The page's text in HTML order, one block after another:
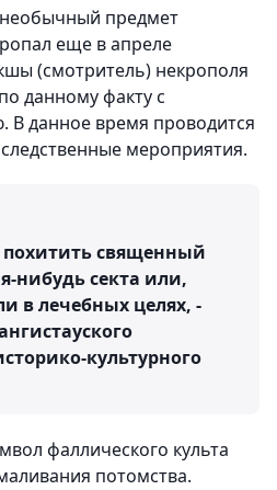
предмет
еще в апреле
(смотритель) некрополя
данному факту с
В данное время проводится
мероприятия.
священный
нибудь секта или,
в лечебных целях, -
культурного
фаллического культа
потомства.